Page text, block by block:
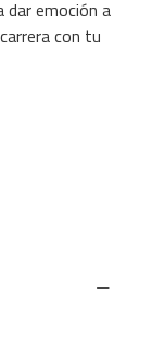
dar emoción a
con tu